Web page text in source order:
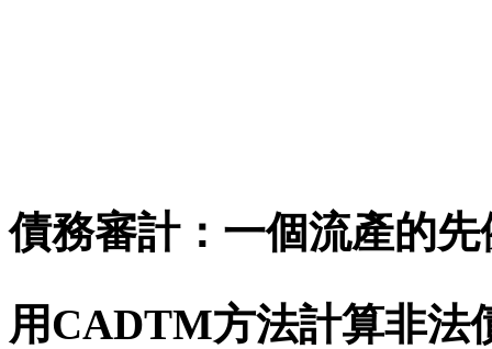
債務審計：一個流產的先
用 CADTM方法計算非法